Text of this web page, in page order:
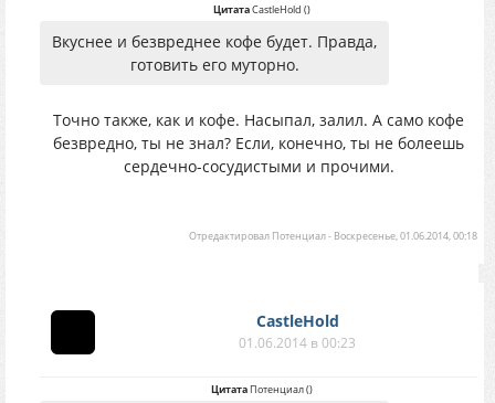
ЦитатаCastleHold ()
Вкуснее и безвреднее кофе будет. Правда,
готовить его муторно.
Точно также, как и кофе. Насыпал, залил. А само кофе
безвредно, ты не знал? Если, конечно, ты не болеешь
сердечно-сосудистыми и прочими.
Отредактировал Потенциал- Воскресенье, 01.06.2014, 00:18
CastleHold
01.06.2014 в 00:23
ЦитатаПотенциал()